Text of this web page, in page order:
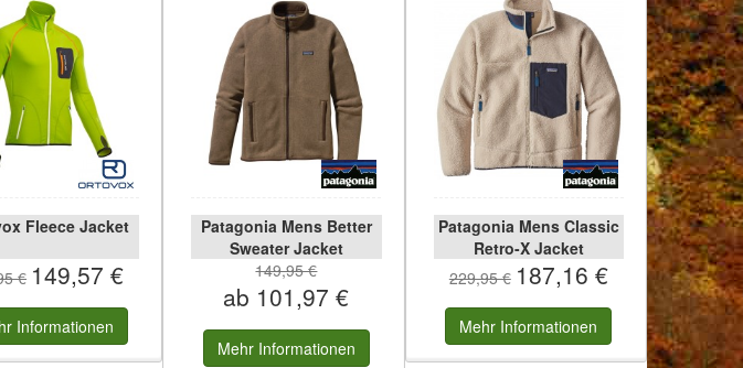
Fleece Jacket
€ 149,57 €
Informationen
Patagonia Mens Better
Sweater Jacket
149,95 €
ab 101,97 €
MehrInformationen
Patagonia Mens Classic
Retro-X Jacket
229,95 € 187,16 €
Mehr Informationen